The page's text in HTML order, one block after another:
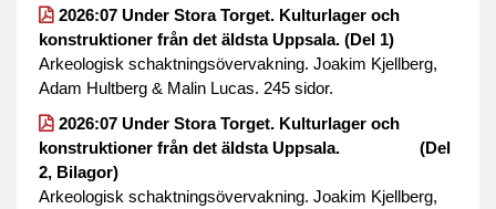
2026:07 Under Stora Torget. Kulturlager och
konstruktioner från det äldsta Uppsala. (Del 1)
Arkeologisk schaktningsövervakning. Joakim Kjellberg,
Adam Hultberg & Malin Lucas. 245 sidor.
2026:07 Under Stora Torget. Kulturlager och
konstruktioner från det äldsta Uppsala. (Del
2, Bilagor)
Arkeologisk schaktningsövervakning. Joakim Kjellberg,